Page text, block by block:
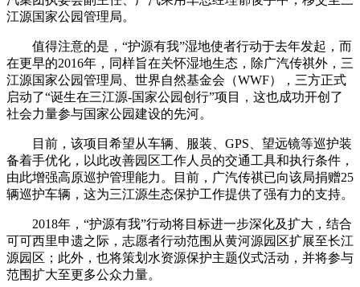
江源国家公园管理局。
值得注意的是，“护源有我”湿地使者行动于去年发起，而
在更早的2016年，同样旨在关怀湿地生态，除广汽传祺外，三
江源国家公园管理局、世界自然基金会（WWF），三方正式
启动了“诞生在三江源-国家公园创行”项目，这也成功开创了
社会力量参与国家公园建设的先河。
目前，该项目希望从车辆、服装、GPS、望远镜等巡护装
备着手优化，以此改善园区工作人员的交通工具和执行条件，
由此增强高原巡护管理能力。目前，广汽传祺已向该局捐赠25
辆巡护车辆，这为三江源生态保护工作提供了强有力的支持。
2018年，“护源有我”行动将目标进一步深化及扩大，结合
可可西里申遗之际，志愿者行动范围从黄河源园区扩展至长江
源园区；此外，也将策划水资源保护主题仪式活动，并将参与
范围扩大至更多公众力量。